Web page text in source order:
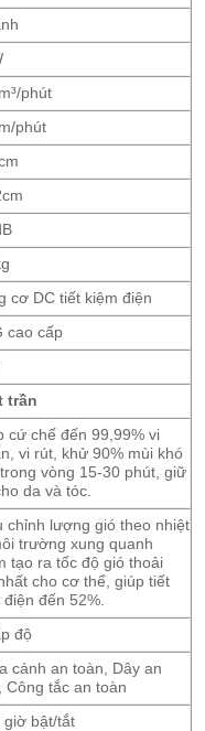
phút
phút
cơ DC tiết kiệm điện
cao cấp
trần
cứ chế đến 99,99% vi
vi rút, khử 90% mùi khó
vòng 15-30 phút, giữ
da và tóc.
chỉnh lượng gió theo nhiệt
trường xung quanh
tạo ra tốc độ gió thoải
cho cơ thể, giúp tiết
điện đến 52%.
độ
cánh an toàn, Dây an
Công tắc an toàn
giờ bật/tắt